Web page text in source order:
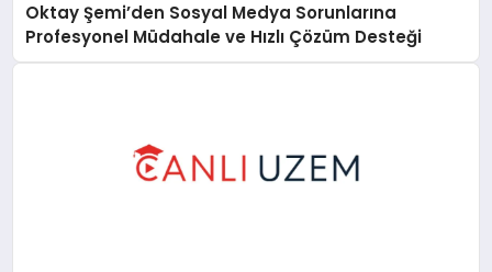
Oktay Şemi’den Sosyal Medya Sorunlarına
Profesyonel Müdahale ve Hızlı Çözüm Desteği